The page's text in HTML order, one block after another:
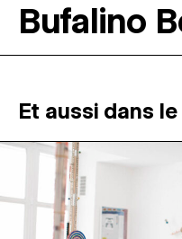
RÉSIDENCES ↓
ATELIERS OUVERTS
PROGRAMMATION
MAGAZINE
Bufalino
Et aussi dans